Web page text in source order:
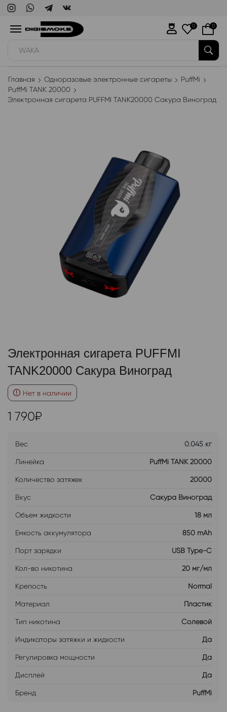
WAKA
0 0
Главная Одноразовые электронные сигареты
PuffMi
PuffMi TANK 20000
Электронная сигарета PUFFMI TANK20000 Сакура Виноград
Электронная сигарета PUFFMI
TANK20000 Сакура Виноград
Нет в наличии
1 790₽
Вес 0.045 кг
Линейка PuffMi TANK 20000
Количество затяжек 20000
Вкус Сакура Виноград
Объем жидкости 18 мл
Емкость аккумулятора 850 mAh
Порт зарядки USB Type-C
Кол-во никотина 20 мг/мл
Крепость Normal
Материал Пластик
Тип никотина Солевой
Индикаторы затяжки и жидкости Да
Регулировка мощности Да
Дисплей Да
Бренд PuffMi